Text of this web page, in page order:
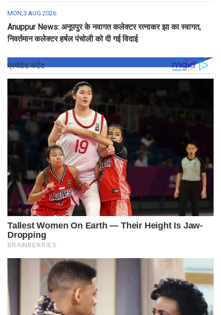
MON,3 AUG 2026
Anuppur News: अनूपपुर के नवागत कलेक्टर रत्नाकर झा का स्वागत,
निवर्तमान कलेक्टर हर्षल पंचोली को दी गई विदाई